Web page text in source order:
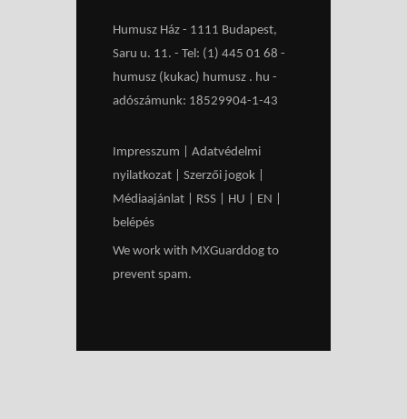
Humusz Ház - 1111 Budapest,
Saru u. 11. - Tel: (1) 445 01 68 -
humusz (kukac) humusz . hu -
adószámunk: 18529904-1-43
Impresszum
Adatvédelmi
nyilatkozat
Szerzői jogok
Médiaajánlat
RSS HU EN
belépés
We work with MXGuarddog to
prevent spam.